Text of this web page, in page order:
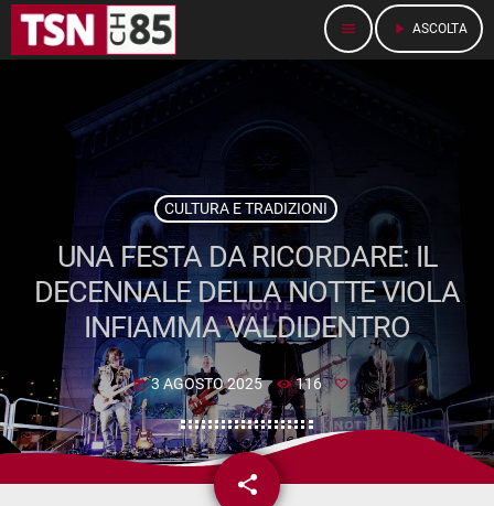
menu play_arrow ASCOLTA
CULTURA E TRADIZIONI
UNA FESTA DA RICORDARE: IL
DECENNALE DELLA NOTTE VIOLA
INFIAMMA VALDIDENTRO
today 3 AGOSTO 2025 116
share
email